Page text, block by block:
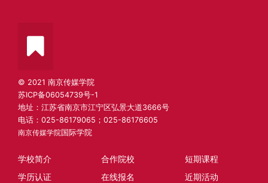
© 2021 南京传媒学院
苏ICP备06054739号-1
地址：江苏省南京市江宁区弘景大道3666号
电话：025-86179065；025-86176605
南京传媒学院国际学院
学校简介
学历认证
合作院校
在线报名
短期课程
近期活动